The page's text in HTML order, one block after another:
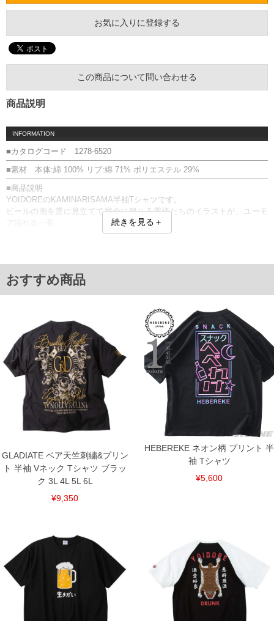
お気に入りに登録する
この商品について問い合わせる
商品説明
INFORMATION
■カタログコード 1278-6520
■素材 本体:綿 100% リブ:綿 71% ポリエステル 29%
■商品説明
YOIDOREのKAMINARISAMA半袖Tシャツです。
ビールの泡を雲に見立てて宴会に興じる雷様たちのイラストが、ユーモ
胸元には立体感のあるブラシ刺繍で「SAKE」の文字をあしらい、さりげ
■サイズ表
サイズ/バスト/総丈/裾周り/肩幅/袖丈
5L/150/82/150/62/26
6L/160/84/160/64/27
単位はcm
※【返品交換について】
返品交換希望の方は、商品到着後1週間以内にご連絡ください。
下着(肌着)やワイシャツは商品の性質上、返品交換不可とさせて頂いております。予め
ご了承くださいませ。
※【ボトムの裾上げをご希望の場合】
裾上げ料金は500円+税となります。
備考欄に股下●cmとご記入下さい。（裾上げ無料対象商品は1本につき税込6,000円以
上の品が対象。1本5,999円以下の商品は有料（500円+税）となります。）
出荷まで約1週間～20日間程お時間を頂く場合がございます。
尚、裾上げした商品は返品・交換不可となりますので、予めご了承下さい。
一部、お直しに対応出来ない商品がございます。(例：裾にファスナーや調節ひもが付
いている、極端なデザインが施されている等)
※商品によって若干のサイズの誤差がございます。また、お客様がご使用の環境（コ
ンピュータ画面）によって、商品の色味が若干異なる場合がございます。予めご了承
舗からのお取り寄せ等により、お客様にご迷惑をお掛けしてしまう場合がございま
す。そのようなことがない様最大限に努めておりますが、もしあった場合速やかにご
連絡させて頂きますので予めご了承ください。
DETAIL
続きを見る＋
おすすめ商品
GLADIATE ベア天竺刺繍&プリン
ト 半袖 Vネック Tシャツ ブラッ
ク 3L 4L 5L 6L
¥9,350
HEBEREKE ネオン柄 プリント 半
袖 Tシャツ
¥5,600